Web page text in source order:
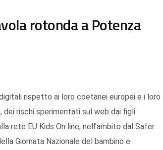
rotonda a Potenza
rispetto ai loro coetanei europei e i loro
rischi sperimentati sul web dai figli.
rete EU Kids On line, nell’ambito dal Safer
Giornata Nazionale del bambino e